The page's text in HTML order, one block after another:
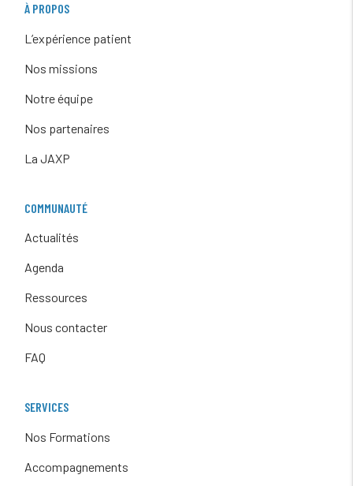
À PROPOS
L’expérience patient
Nos missions
Notre équipe
Nos partenaires
La JAXP
COMMUNAUTÉ
Actualités
Agenda
Ressources
Nous contacter
FAQ
SERVICES
Nos Formations
Accompagnements